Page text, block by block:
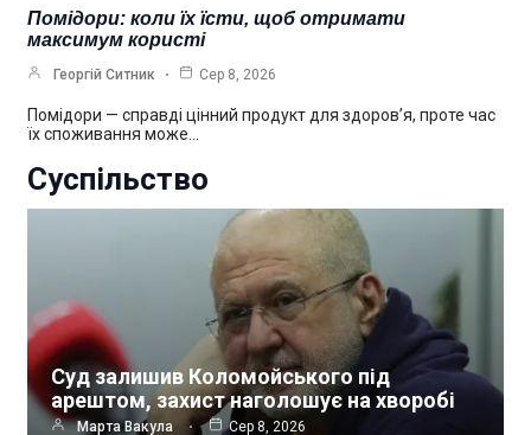
Помідори: коли їх їсти, щоб отримати
максимум користі
Георгій Ситник Сер 8, 2026
Помідори — справді цінний продукт для здоров’я, проте час
їх споживання може…
Суспільство
Суд залишив Коломойського під
арештом, захист наголошує на хворобі
Марта Вакула Сер 8, 2026